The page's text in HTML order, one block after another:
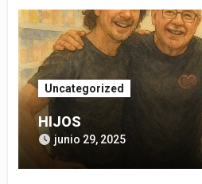
Uncategorized
HIJOS
junio 29, 2025